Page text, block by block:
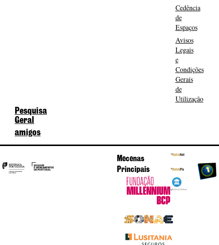
Cedência
de
Espaços
Avisos
Legais
e
Condições
Gerais
de
Utilização
Pesquisa
Geral
amigos
Mecenas
Principais